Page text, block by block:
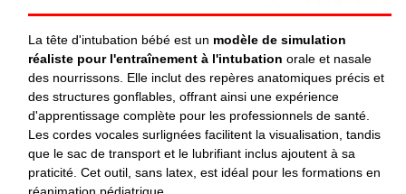
La tête d'intubation bébé est un modèle de simulation
réaliste pour l'entraînement à l'intubation orale et nasale
des nourrissons. Elle inclut des repères anatomiques précis et
des structures gonflables, offrant ainsi une expérience
d'apprentissage complète pour les professionnels de santé.
Les cordes vocales surlignées facilitent la visualisation, tandis
que le sac de transport et le lubrifiant inclus ajoutent à sa
praticité. Cet outil, sans latex, est idéal pour les formations en